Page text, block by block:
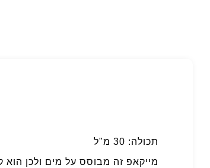
תכולה: 30 מ"ל
מייקאפ זה מבוסס על מים ולכן הוא